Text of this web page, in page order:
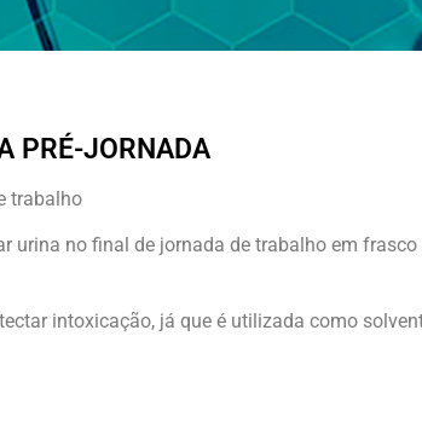
PRÉ-JORNADA
trabalho
urina no final de jornada de trabalho em
intoxicação, já que é utilizada como